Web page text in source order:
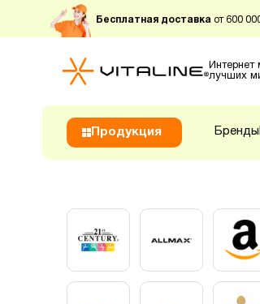
Бесплатная доставка от 600
Интернет
лучших
Продукция Бренды